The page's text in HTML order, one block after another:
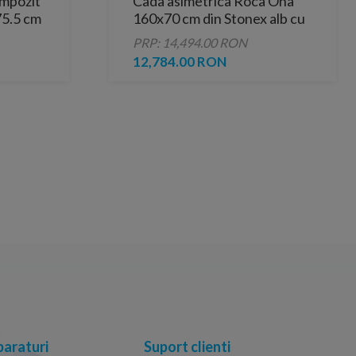
cm
160x70 cm din Stonex alb cu
panouri si instalare pe
dreapta
PRP: 14,494.00 RON
12,784.00 RON
Suport clienti